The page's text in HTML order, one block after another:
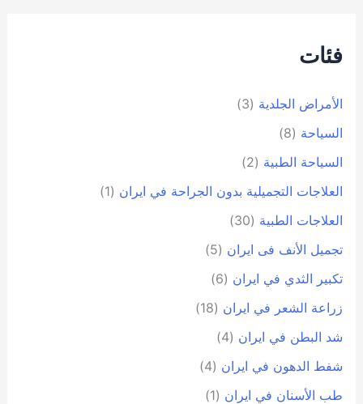
فئات
الأمراض الجلدية (3)
السياحة (8)
السياحة الطبية (2)
العلاجات التجميلية بدون الجراحة في ايران (1)
العلاجات الطبية (30)
تجمیل الأنف فی ایران (5)
تكبير الثدي في ايران (6)
زراعة الشعر في ايران (18)
شد البطن في ايران (4)
شفط الدهون في ايران (4)
طب الأسنان في ايران (1)